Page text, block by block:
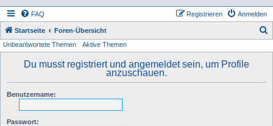
FAQ Anmelden
Registrieren
Startseite Foren-Übersicht
Unbeantwortete Themen Aktive Themen
Du musst registriert und angemeldet sein, um Profile
anzuschauen.
Benutzername:
Passwort: